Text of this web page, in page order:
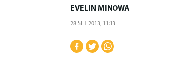
EVELIN MINOWA
28 SET 2013, 11:13